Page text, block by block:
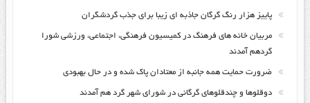
پاییز هزار رنگ گرگان جاذبه ای زیبا برای جذب گردشگران
مربیان خانه های فرهنگ در کمیسیون فرهنگی، اجتماعی، ورزشی شورا
گردهم آمدند
ضرورت حمایت همه جانبه از معتادان پاک شده و در حال بهبودی
دوقلوها و چندقلوهای گرگانی در شورای شهر گرد هم آمدند